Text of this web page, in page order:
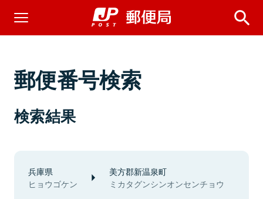
郵便番号検索
検索結果
兵庫県
ヒョウゴケン
美方郡新温泉町
ミカタグンシンオンセンチョウ